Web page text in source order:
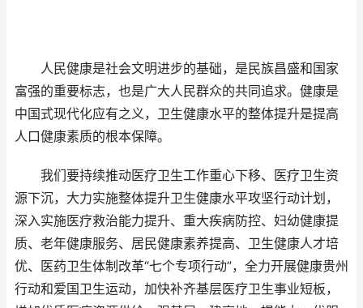
人民健康是社会文明进步的基础，是民族昌盛和国家
富强的重要标志，也是广大人民群众的共同追求。健康是
中国式现代化应有之义，卫生健康水平的整体提升是提高
人口健康素质的根本保障。
我们要持续推动医疗卫生工作重心下移、医疗卫生资
源下沉，大力实施整体提升卫生健康水平攻坚行动计划，
深入实施医疗救治能力提升、重大疾病防控、妇幼健康提
质、老年健康服务、居民健康素养提高、卫生健康人才培
优、医药卫生体制改革“七个专项行动”，全力开展健康贵州
行动和爱国卫生运动，加快补齐基层医疗卫生事业短板，